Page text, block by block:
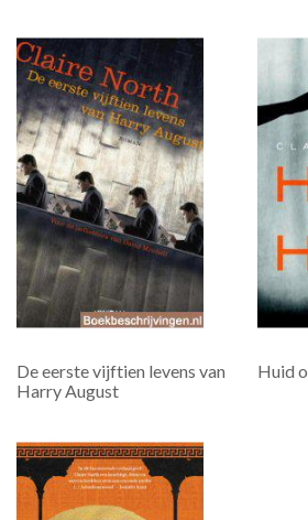
De eerste vijftien levens van
Harry August
Huid